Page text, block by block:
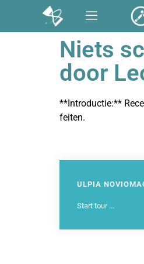
Niets
door
**Introductie:**
feiten.
ULPIA
Start tour ...